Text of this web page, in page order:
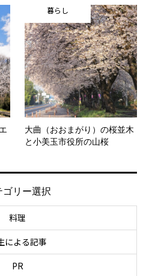
暮らし
大曲（おおまがり）の桜並木
と小美玉市役所の山桜
ゴリー選択
料理
による記事
PR